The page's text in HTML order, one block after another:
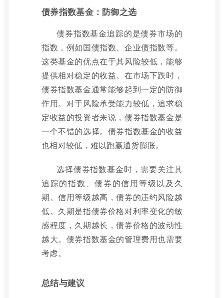
债券指数基金：防御之选
债券指数基金追踪的是债券市场的
指数，例如国债指数、企业债指数等。
这类基金的优点在于其风险较低，能够
提供相对稳定的收益。在市场下跌时，
债券指数基金通常能够起到一定的防御
作用。对于风险承受能力较低，追求稳
定收益的投资者来说，债券指数基金是
一个不错的选择。债券指数基金的收益
也相对较低，难以跑赢通货膨胀。
选择债券指数基金时，需要关注其
追踪的指数、债券的信用等级以及久
期。信用等级越高，债券的违约风险越
低。久期是指债券价格对利率变化的敏
感程度，久期越长，债券价格的波动性
越大。债券指数基金的管理费用也需要
考虑。
总结与建议